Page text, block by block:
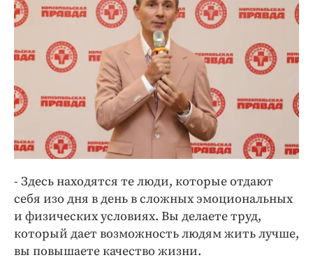
- Здесь находятся те люди, которые отдают
себя изо дня в день в сложных эмоциональных
и физических условиях. Вы делаете труд,
который дает возможность людям жить лучше,
вы повышаете качество жизни.